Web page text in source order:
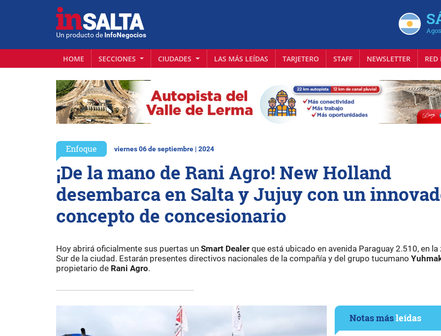
Un producto de InfoNegocios
HOME SECCIONES CIUDADES LAS MÁS LEÍDAS TARJETERO STAFF NEWSLETTER
Enfoque viernes 06 de septiembre | 2024
¡De la mano de Rani Agro! New Holland
desembarca en Salta y Jujuy con un
concepto de concesionario
Hoy abrirá oficialmente sus puertas un Smart Dealer que está ubicado en avenida Paraguay 2.510, en la
Sur de la ciudad. Estarán presentes directivos nacionales de la compañía y del grupo tucumano
propietario de Rani Agro.
Notas másleídas